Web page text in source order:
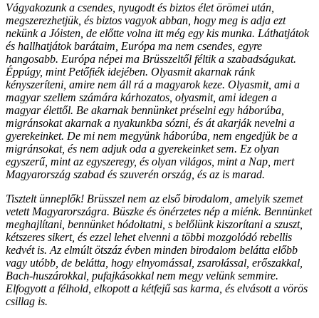
Vágyakozunk a csendes, nyugodt és biztos élet örömei után,
megszerezhetjük, és biztos vagyok abban, hogy meg is adja ezt
nekünk a Jóisten, de előtte volna itt még egy kis munka. Láthatjátok
és hallhatjátok barátaim, Európa ma nem csendes, egyre
hangosabb. Európa népei ma Brüsszeltől féltik a szabadságukat.
Éppúgy, mint Petőfiék idejében. Olyasmit akarnak ránk
kényszeríteni, amire nem áll rá a magyarok keze. Olyasmit, ami a
magyar szellem számára kárhozatos, olyasmit, ami idegen a
magyar élettől. Be akarnak bennünket préselni egy háborúba,
migránsokat akarnak a nyakunkba sózni, és át akarják nevelni a
gyerekeinket. De mi nem megyünk háborúba, nem engedjük be a
migránsokat, és nem adjuk oda a gyerekeinket sem. Ez olyan
egyszerű, mint az egyszeregy, és olyan világos, mint a Nap, mert
Magyarország szabad és szuverén ország, és az is marad.
Tisztelt ünneplők! Brüsszel nem az első birodalom, amelyik szemet
vetett Magyarországra. Büszke és önérzetes nép a miénk. Bennünket
meghajlítani, bennünket hódoltatni, s belőlünk kiszorítani a szuszt,
kétszeres sikert, és ezzel lehet elvenni a többi mozgolódó rebellis
kedvét is. Az elmúlt ötszáz évben minden birodalom belátta előbb
vagy utóbb, de belátta, hogy elnyomással, zsarolással, erőszakkal,
Bach-huszárokkal, pufajkásokkal nem megy velünk semmire.
Elfogyott a félhold, elkopott a kétfejű sas karma, és elvásott a vörös
csillag is.